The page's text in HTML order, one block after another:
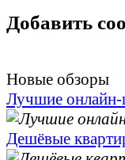
Добавить
Новые обзоры
Лучшие онлайн-
Дешёвые